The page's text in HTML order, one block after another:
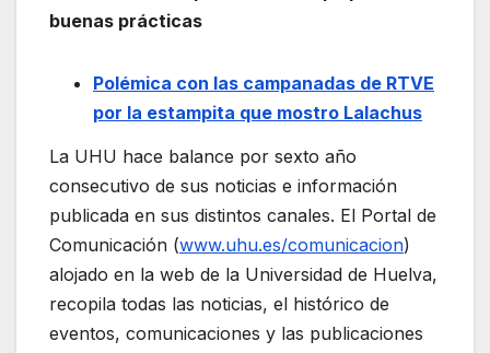
buenas prácticas
Polémica con las campanadas de RTVE
por la estampita que mostro Lalachus
La UHU hace balance por sexto año
consecutivo de sus noticias e información
publicada en sus distintos canales. El Portal de
Comunicación (www.uhu.es/comunicacion)
alojado en la web de la Universidad de Huelva,
recopila todas las noticias, el histórico de
eventos, comunicaciones y las publicaciones